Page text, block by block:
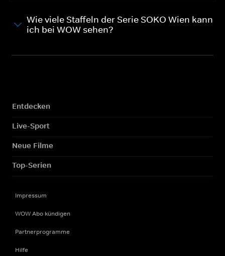
Wie viele Staffeln der Serie SOKO Wien kann
ich bei WOW sehen?
Entdecken
Live-Sport
Neue Filme
Top-Serien
Impressum
WOW Abo kündigen
Partnerprogramme
Hilfe